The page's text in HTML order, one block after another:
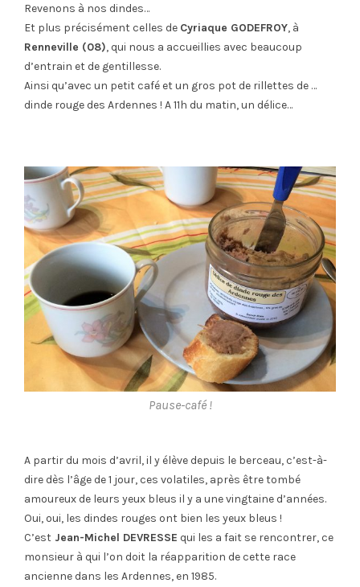
Revenons à nos dindes…
Et plus précisément celles de Cyriaque GODEFROY, à
Renneville (08), qui nous a accueillies avec beaucoup
d’entrain et de gentillesse.
Ainsi qu’avec un petit café et un gros pot de rillettes de …
dinde rouge des Ardennes ! A 11h du matin, un délice…
Pause-café !
A partir du mois d’avril, il y élève depuis le berceau, c’est-à-
dire dès l’âge de 1 jour, ces volatiles, après être tombé
amoureux de leurs yeux bleus il y a une vingtaine d’années.
Oui, oui, les dindes rouges ont bien les yeux bleus !
C’est Jean-Michel DEVRESSE qui les a fait se rencontrer, ce
monsieur à qui l’on doit la réapparition de cette race
ancienne dans les Ardennes, en 1985.